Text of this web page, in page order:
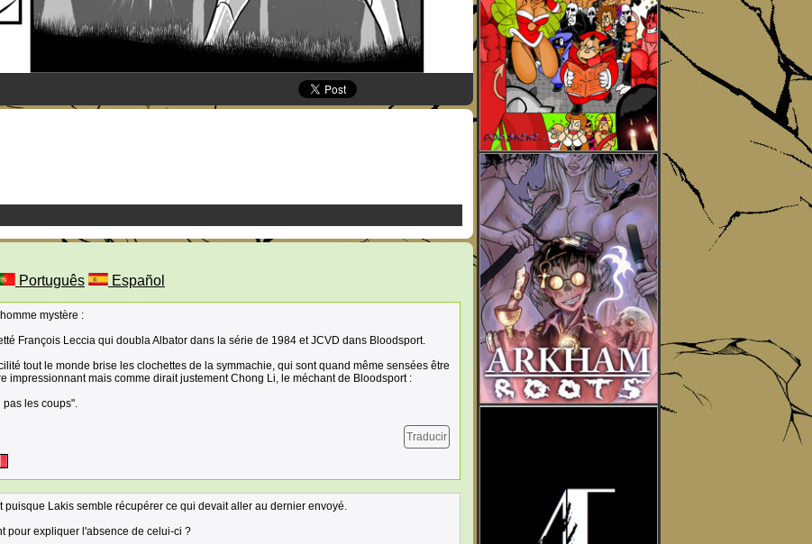
Português Español
mystère :
François Leccia qui doubla Albator dans la série de 1984 et JCVD dans Bloodsport.
tout le monde brise les clochettes de la symmachie, qui sont quand même sensées être
impressionnant mais comme dirait justement Chong Li, le méchant de Bloodsport :
pas les coups".
Traducir
puisque Lakis semble récupérer ce qui devait aller au dernier envoyé.
pour expliquer l'absence de celui-ci ?